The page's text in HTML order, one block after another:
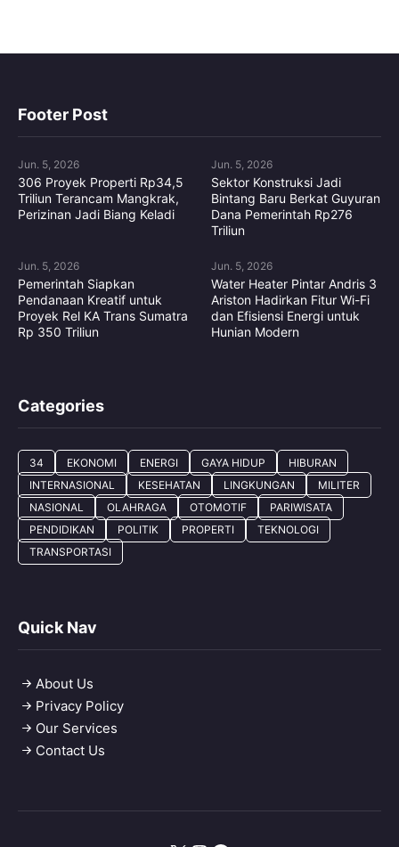
Footer Post
Jun. 5, 2026
306 Proyek Properti Rp34,5
Triliun Terancam Mangkrak,
Perizinan Jadi Biang Keladi
Jun. 5, 2026
Sektor Konstruksi Jadi
Bintang Baru Berkat Guyuran
Dana Pemerintah Rp276
Triliun
Jun. 5, 2026
Pemerintah Siapkan
Pendanaan Kreatif untuk
Proyek Rel KA Trans Sumatra
Rp 350 Triliun
Jun. 5, 2026
Water Heater Pintar Andris 3
Ariston Hadirkan Fitur Wi-Fi
dan Efisiensi Energi untuk
Hunian Modern
Categories
34 EKONOMI ENERGI GAYA HIDUP
HIBURAN
INTERNASIONAL
KESEHATAN LINGKUNGAN
MILITER
NASIONAL
OLAHRAGA OTOMOTIF
PARIWISATA
PENDIDIKAN
POLITIK PROPERTI
TEKNOLOGI
TRANSPORTASI
Quick Nav
About Us
Privacy Policy
Our Services
Contact Us